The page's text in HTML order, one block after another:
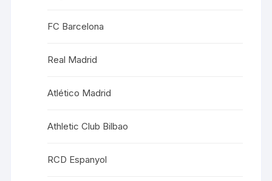
FC Barcelona
Real Madrid
Atlético Madrid
Athletic Club Bilbao
RCD Espanyol